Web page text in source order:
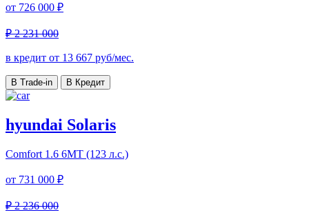
от 726 000 ₽
₽ 2 231 000
в кредит от 13 667 руб/мес.
В Trade-in В Кредит
hyundai Solaris
Comfort 1.6 6МТ (123 л.с.)
от 731 000 ₽
₽ 2 236 000